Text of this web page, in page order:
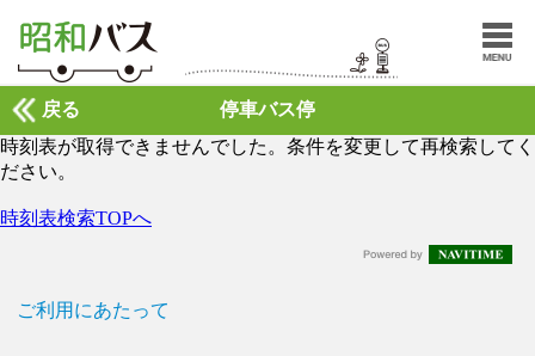
停車バス停
戻る
時刻表が取得できませんでした。条件を変更して再検索してく
ださい。
時刻表検索TOPへ
ご利用にあたって